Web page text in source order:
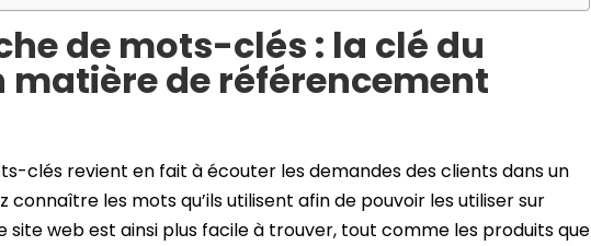
de mots-clés : la clé du
matière de référencement
clés revient en fait à écouter les demandes des clients dans un
connaître les mots qu’ils utilisent afin de pouvoir les utiliser sur
site web est ainsi plus facile à trouver, tout comme les produits que